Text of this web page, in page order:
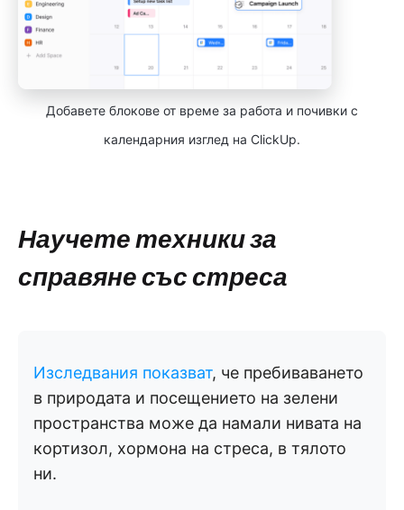
Добавете блокове от време за работа и почивки с
календарния изглед на ClickUp.
Научете техники за
справяне със стреса
Изследвания показват, че пребиваването
в природата и посещението на зелени
пространства може да намали нивата на
кортизол, хормона на стреса, в тялото
ни.